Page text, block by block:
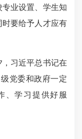
业设置、学生知
要给予人才应有
习近平总书记在
党委和政府一定
、学习提供好服